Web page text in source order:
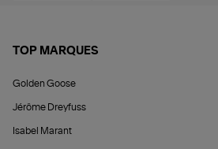
TOP MARQUES
Golden Goose
Jérôme Dreyfuss
Isabel Marant